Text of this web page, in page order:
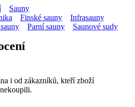
Sauny
Finské sauny
Infrasauny
Parní sauny Saunové sudy
i od zákazníků, kteří zboží